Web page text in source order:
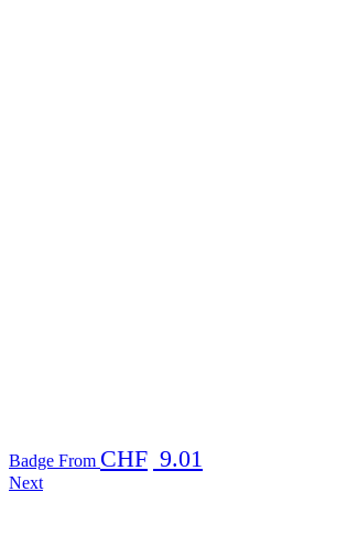
Badge From CHF 9.01
Next